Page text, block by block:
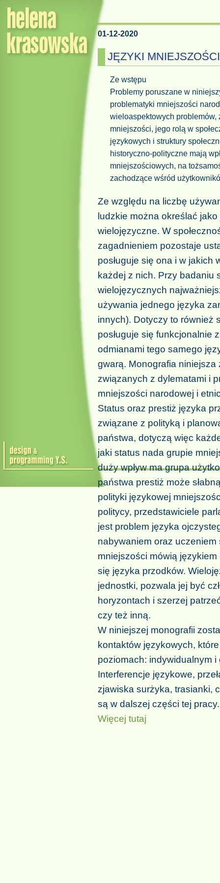
01-12-2020
JĘZYKI MNIEJSZOŚCI
Ze wstępu
Problemy poruszane w
problematyki mniejszości
wieloaspektowych
mniejszości, jego rolą w
językowych i struktury
historyczno-polityczne mają
mniejszościowych, na
zachodzące wśród
Ze względu na liczbę
ludzkie można określać
wielojęzyczne. W
zagadnieniem pozostaje
posługuje się ona i w
każdej z nich. Przy badaniu
wielojęzycznych
używania jednego języka
innych). Dotyczy to również
posługuje się funkcjonalnie
odmianami tego samego
gwarą. Monografia
związanych z dylematami i
mniejszości narodowej i
Status oraz prestiż języka
związane z polityką i
państwa, dotyczą więc
jaki status nada grupie
duży wpływ ma grupa
państwa prestiż może
polityki językowej
politycy, przedstawiciele
jest problem języka
nabywaniem oraz
mniejszości mówią
się języka przodków.
jednostki, pozwala jej być
horyzontach i szerzej
czy też inną.
W niniejszej monografii
kontaktów językowych,
poziomach: indywidualnym
Interferencje językowe,
zjawiska surżyka, trasianki,
są w dalszej części tej pracy.
Więcej tutaj